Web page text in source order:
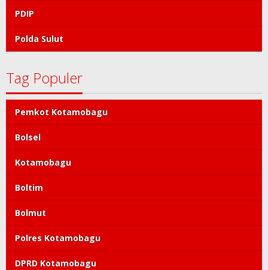
PDIP
Polda Sulut
Tag Populer
Pemkot Kotamobagu
Bolsel
Kotamobagu
Boltim
Bolmut
Polres Kotamobagu
DPRD Kotamobagu